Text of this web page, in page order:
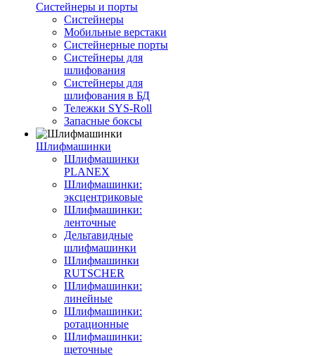
Систейнеры и порты
Систейнеры
Мобильные верстаки
Систейнерные порты
Систейнеры для
шлифования
Систейнеры для
шлифования в БД
Тележки SYS-Roll
Запасные боксы
Шлифмашинки
Шлифмашинки
PLANEX
Шлифмашинки:
эксцентриковые
Шлифмашинки:
ленточные
Дельтавидные
шлифмашинки
Шлифмашинки
RUTSCHER
Шлифмашинки:
линейные
Шлифмашинки:
ротационные
Шлифмашинки:
щеточные